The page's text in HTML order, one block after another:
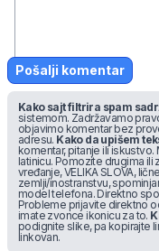
Pošalji komentar
Kako sajt filtrira spam
sistemom. Zadržavamo
objavimo komentar bez
adresu. Kako da upišem
komentar, pitanje ili
latinicu. Pomozite drugima
vređanje, VELIKA SLOVA,
zemlji/inostranstvu,
model telefona. Direktno
Probleme prijavite direktno
imate zvonce ikonicu za to.
podignite slike, pa kopirajte
linkovan.